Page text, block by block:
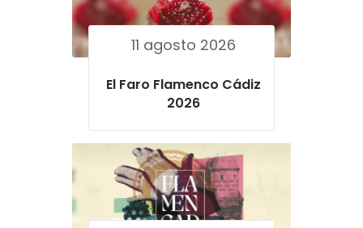
11 agosto 2026
El Faro Flamenco Cádiz
2026